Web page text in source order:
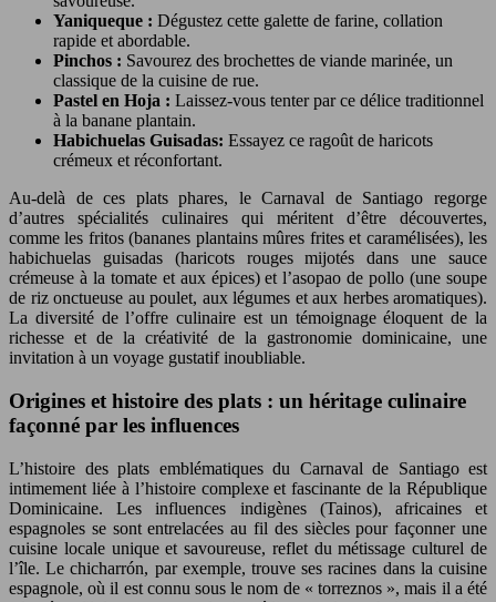
Yaniqueque : Dégustez cette galette de farine, collation
rapide et abordable.
Pinchos : Savourez des brochettes de viande marinée, un
classique de la cuisine de rue.
Pastel en Hoja : Laissez-vous tenter par ce délice traditionnel
à la banane plantain.
Habichuelas Guisadas: Essayez ce ragoût de haricots
crémeux et réconfortant.
Au-delà de ces plats phares, le Carnaval de Santiago regorge
d’autres spécialités culinaires qui méritent d’être découvertes,
comme les fritos (bananes plantains mûres frites et caramélisées), les
habichuelas guisadas (haricots rouges mijotés dans une sauce
crémeuse à la tomate et aux épices) et l’asopao de pollo (une soupe
de riz onctueuse au poulet, aux légumes et aux herbes aromatiques).
La diversité de l’offre culinaire est un témoignage éloquent de la
richesse et de la créativité de la gastronomie dominicaine, une
invitation à un voyage gustatif inoubliable.
Origines et histoire des plats : un héritage culinaire
façonné par les influences
L’histoire des plats emblématiques du Carnaval de Santiago est
intimement liée à l’histoire complexe et fascinante de la République
Dominicaine. Les influences indigènes (Tainos), africaines et
espagnoles se sont entrelacées au fil des siècles pour façonner une
cuisine locale unique et savoureuse, reflet du métissage culturel de
l’île. Le chicharrón, par exemple, trouve ses racines dans la cuisine
espagnole, où il est connu sous le nom de « torreznos », mais il a été